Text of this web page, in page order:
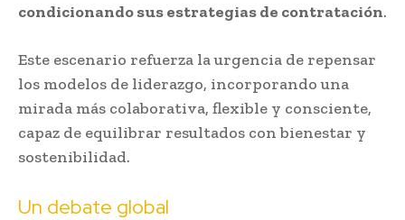
condicionando sus estrategias de contratación.
Este escenario refuerza la urgencia de repensar
los modelos de liderazgo, incorporando una
mirada más colaborativa, flexible y consciente,
capaz de equilibrar resultados con bienestar y
sostenibilidad.
Un debate global